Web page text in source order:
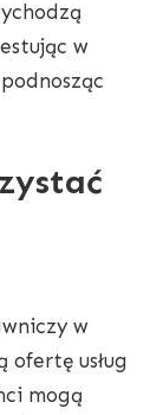
w
w
ofertę usług
mogą